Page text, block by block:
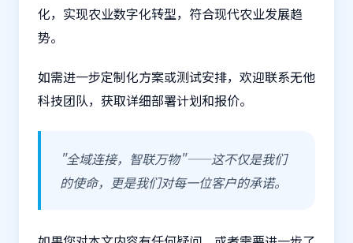
化，实现农业数字化转型，符合现代农业发展趋
势。
如需进一步定制化方案或测试安排，欢迎联系无他
科技团队，获取详细部署计划和报价。
"全域连接，智联万物"——这不仅是我们
的使命，更是我们对每一位客户的承诺。